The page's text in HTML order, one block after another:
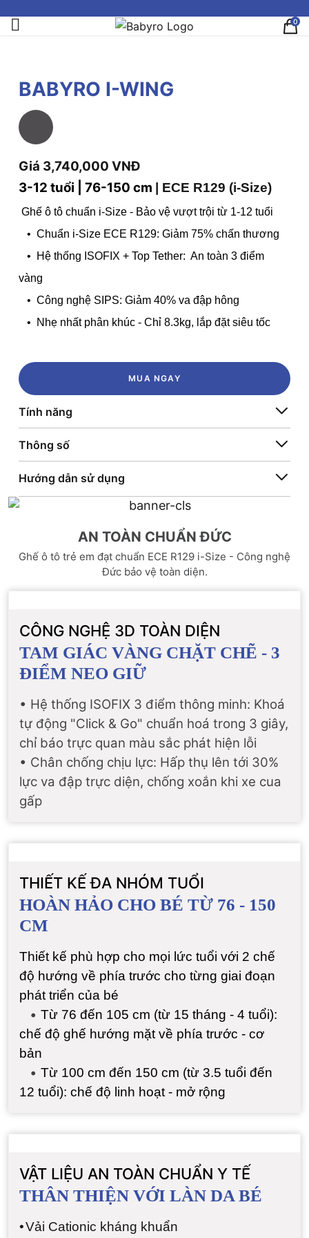
0
BABYRO I-WING
Giá 3,740,000 VNĐ
3-12 tuổi | 76-150 cm
ECE R129 (i-Size)
Ghế ô tô chuẩn i-Size - Bảo vệ vượt trội từ 1-12 tuổi
• Chuẩn i-Size ECE R129: Giảm 75% chấn thương
•
Hệ thống ISOFIX + Top Tether: An toàn 3 điểm
vàng
• Công nghệ SIPS: Giảm 40% va đập hông
• Nhẹ nhất phân khúc - Chỉ 8.3kg, lắp đặt siêu tốc
MUA NGAY
Tính năng
Thông số
Hướng dẫn sử dụng
AN TOÀN CHUẨN ĐỨC
Ghế ô tô trẻ em đạt chuẩn ECE R129 i-Size - Công nghệ
Đức bảo vệ toàn diện.
CÔNG NGHỆ 3D TOÀN DIỆN
TAM GIÁC VÀNG CHẶT CHẼ - 3
ĐIỂM NEO GIỮ
• Hệ thống ISOFIX 3 điểm thông minh: Khoá
tự động "Click & Go" chuẩn hoá trong 3 giây,
chỉ báo trực quan màu sắc phát hiện lỗi
• Chân chống chịu lực: Hấp thụ lên tới 30%
lực va đập trực diện, chống xoắn khi xe cua
gấp
THIẾT KẾ ĐA NHÓM TUỔI
HOÀN HẢO CHO BÉ TỪ 76 - 150
CM
Thiết kế phù hợp cho mọi lức tuổi với 2 chế
độ hướng về phía trước cho từng giai đoạn
phát triển của bé
• Từ 76 đến 105 cm (từ 15 tháng - 4 tuổi):
chế độ ghế hướng mặt về phía trước - cơ
bản
• Từ 100 cm đến 150 cm (từ 3.5 tuổi đến
12 tuổi): chế độ linh hoạt - mở rộng
VẬT LIỆU AN TOÀN CHUẨN Y TẾ
THÂN THIỆN VỚI LÀN DA BÉ
•Vải Cationic kháng khuẩn